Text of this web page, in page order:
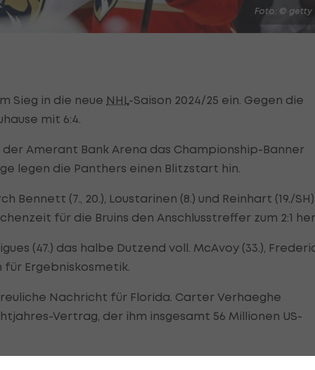
Foto: © getty
Sieg in die neue NHL-Saison 2024/25 ein. Gegen die
mit 6:4.
Amerant Bank Arena das Championship-Banner
legen die Panthers einen Blitzstart hin.
(7., 20.), Loustarinen (8.) und Reinhart (19./SH)
für die Bruins den Anschlusstreffer zum 2:1
(47.) das halbe Dutzend voll. McAvoy (33.),
für Ergebniskosmetik.
Nachricht für Florida. Carter Verhaeghe
Vertrag, der ihm insgesamt 56 Millionen US-